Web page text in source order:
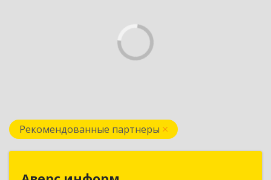
Рекомендованные партнеры